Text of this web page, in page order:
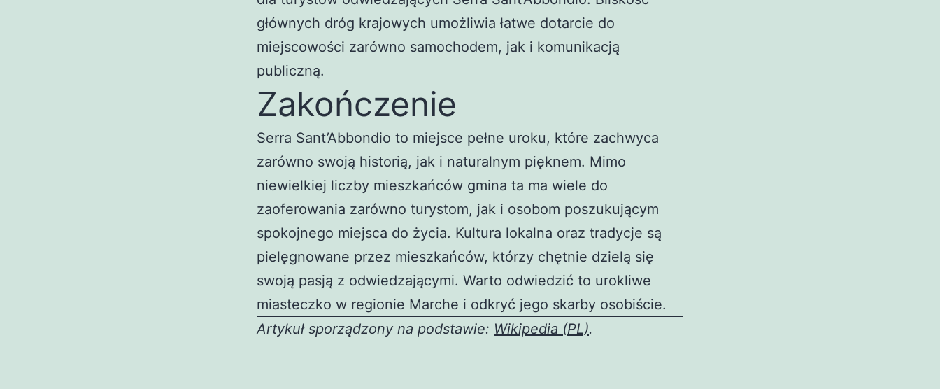
głównych dróg krajowych umożliwia łatwe dotarcie do
miejscowości zarówno samochodem, jak i komunikacją
publiczną.
Zakończenie
Serra Sant’Abbondio to miejsce pełne uroku, które zachwyca
zarówno swoją historią, jak i naturalnym pięknem. Mimo
niewielkiej liczby mieszkańców gmina ta ma wiele do
zaoferowania zarówno turystom, jak i osobom poszukującym
spokojnego miejsca do życia. Kultura lokalna oraz tradycje są
pielęgnowane przez mieszkańców, którzy chętnie dzielą się
swoją pasją z odwiedzającymi. Warto odwiedzić to urokliwe
miasteczko w regionie Marche i odkryć jego skarby osobiście.
Artykuł sporządzony na podstawie: Wikipedia (PL).